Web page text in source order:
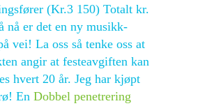
(Kr.3 150) Totalt kr.
nå er det en ny musikk-
vei! La oss så tenke oss at
angir at festeavgiften kan
hvert 20 år. Jeg har kjøpt
En Dobbel penetrering